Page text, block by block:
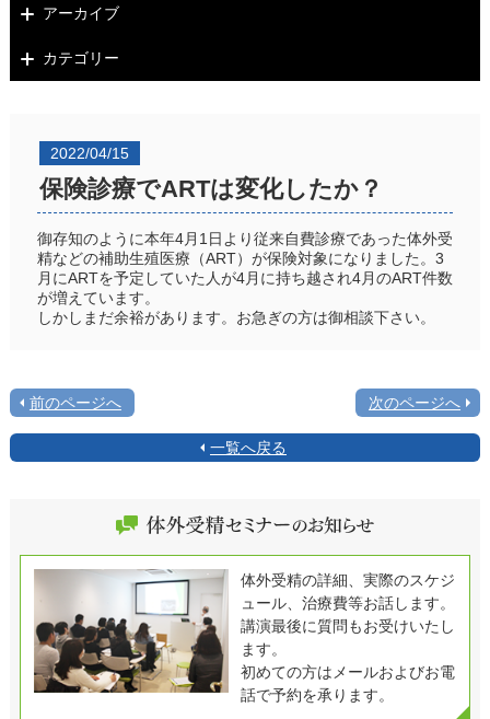
アーカイブ
カテゴリー
2022/04/15
保険診療でARTは変化したか？
御存知のように本年4月1日より従来自費診療であった体外受
精などの補助生殖医療（ART）が保険対象になりました。3
月にARTを予定していた人が4月に持ち越され4月のART件数
が増えています。
しかしまだ余裕があります。お急ぎの方は御相談下さい。
前のページへ 次のページへ
一覧へ戻る
体外受精の詳細、実際のスケジ
ュール、治療費等お話します。
講演最後に質問もお受けいたし
ます。
初めての方はメールおよびお電
話で予約を承ります。